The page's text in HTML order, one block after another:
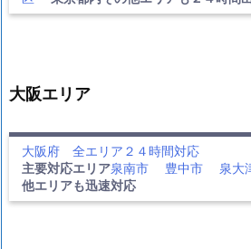
大阪エリア
大阪府 全エリア２４時間対応
主要対応エリア泉南市 豊中市 泉大
他エリアも迅速対応